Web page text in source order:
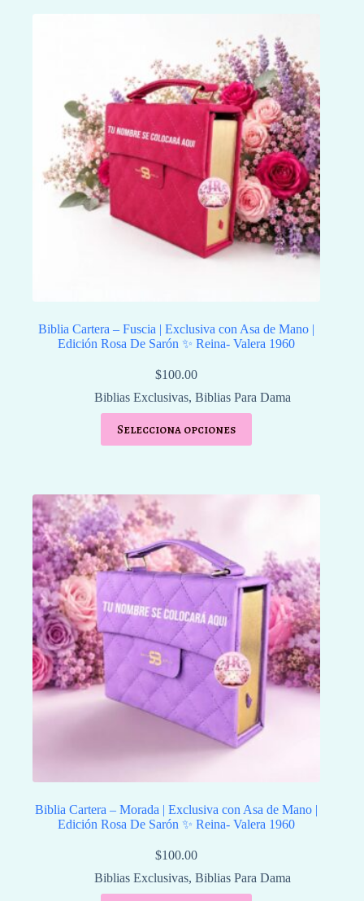
Biblia Cartera – Fuscia | Exclusiva con Asa de Mano |
Edición Rosa De Sarón ✨ Reina- Valera 1960
$100.00
Biblias Exclusivas,Biblias Para Dama
Selecciona opciones
Biblia Cartera – Morada | Exclusiva con Asa de Mano |
Edición Rosa De Sarón ✨ Reina- Valera 1960
$100.00
Biblias Exclusivas,Biblias Para Dama